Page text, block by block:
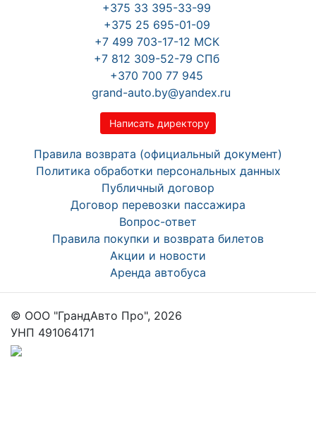
+375 33 395-33-99
+375 25 695-01-09
+7 499 703-17-12 МСК
+7 812 309-52-79 СПб
+370 700 77 945
grand-auto.by@yandex.ru
Написать директору
Правила возврата (официальный документ)
Политика обработки персональных данных
Публичный договор
Договор перевозки пассажира
Вопрос-ответ
Правила покупки и возврата билетов
Акции и новости
Аренда автобуса
© ООО "ГрандАвто Про", 2026
УНП 491064171